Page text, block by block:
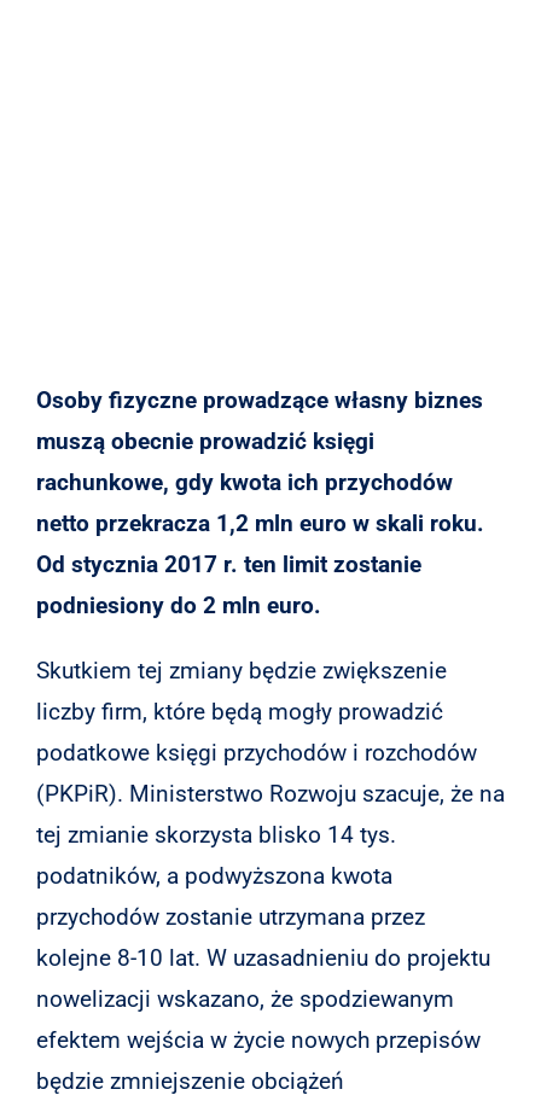
Osoby fizyczne prowadzące własny biznes
muszą obecnie prowadzić księgi
rachunkowe, gdy kwota ich przychodów
netto przekracza 1,2 mln euro w skali roku.
Od stycznia 2017 r. ten limit zostanie
podniesiony do 2 mln euro.
Skutkiem tej zmiany będzie zwiększenie
liczby firm, które będą mogły prowadzić
podatkowe księgi przychodów i rozchodów
(PKPiR). Ministerstwo Rozwoju szacuje, że na
tej zmianie skorzysta blisko 14 tys.
podatników, a podwyższona kwota
przychodów zostanie utrzymana przez
kolejne 8-10 lat. W uzasadnieniu do projektu
nowelizacji wskazano, że spodziewanym
efektem wejścia w życie nowych przepisów
będzie zmniejszenie obciążeń